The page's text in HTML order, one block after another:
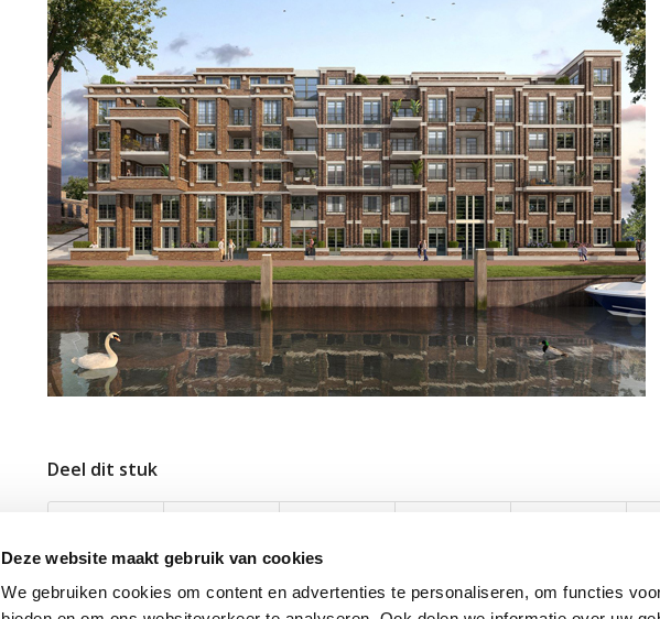
Deze website maakt gebruik van cookies
We gebruiken cookies om content en advertenties te personaliseren, om functies
Deel dit stuk